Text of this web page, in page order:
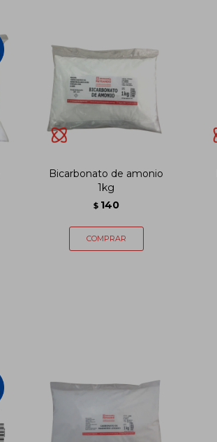
Bicarbonato de amonio
1kg
$ 140